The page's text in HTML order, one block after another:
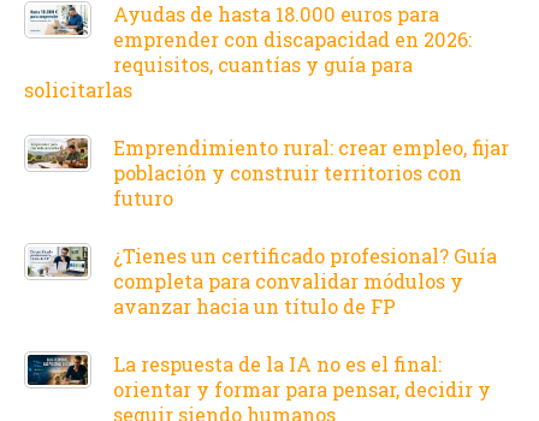
Ayudas de hasta 18.000 euros para
emprender con discapacidad en 2026:
requisitos, cuantías y guía para
solicitarlas
Emprendimiento rural: crear empleo, fijar
población y construir territorios con
futuro
¿Tienes un certificado profesional? Guía
completa para convalidar módulos y
avanzar hacia un título de FP
La respuesta de la IA no es el final:
orientar y formar para pensar, decidir y
seguir siendo humanos